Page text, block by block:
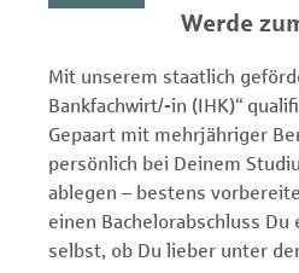
Werde
Mit unserem staatlich
Bankfachwirt/-in (IHK)“
Gepaart mit mehrjähriger
persönlich bei Deinem
ablegen – bestens
einen Bachelorabschluss
selbst, ob Du lieber unter